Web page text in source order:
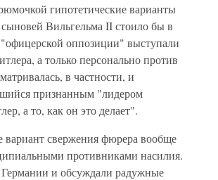
гипотетические варианты
Вильгельма II стоило бы в
"офицерской оппозиции" выступали
а только персонально против
в частности, и
признанным "лидером
а то, как он это делает".
вариант свержения фюрера вообще
противниками насилия.
и обсуждали радужные